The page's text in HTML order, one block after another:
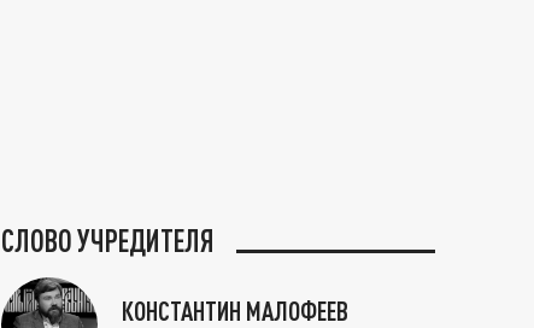
СЛОВО УЧРЕДИТЕЛЯ
КОНСТАНТИН МАЛОФЕЕВ